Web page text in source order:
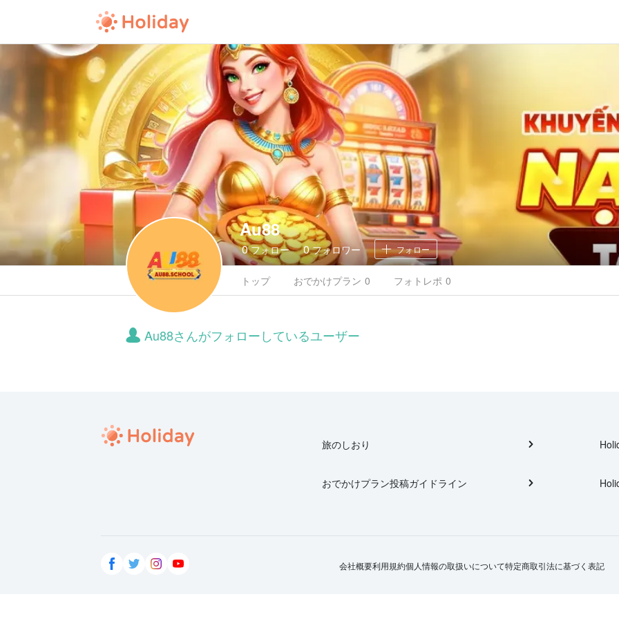
Au88
0フォロー 0フォロワー フォロー
トップ おでかけプラン 0 フォトレポ 0
Au88さんがフォローしているユーザー
旅のしおり
おでかけプラン投稿ガイドライン
会社概要利用規約個人情報の取扱いについて特定商取引法に基づく表記